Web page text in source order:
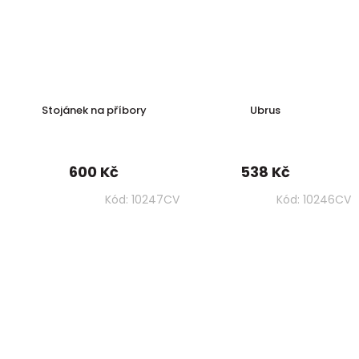
Stojánek na příbory
600 Kč
Ubrus
538 Kč
Kód: 10247CV Kód: 10246CV